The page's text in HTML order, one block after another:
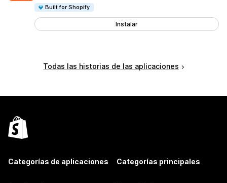
Built for Shopify
Instalar
Todas las historias de las aplicaciones
Categorías de aplicaciones Categorías principales